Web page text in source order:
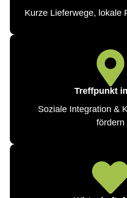
Kurze Lieferwege, lokale
Treffpunkt
Soziale Integration &
fördern